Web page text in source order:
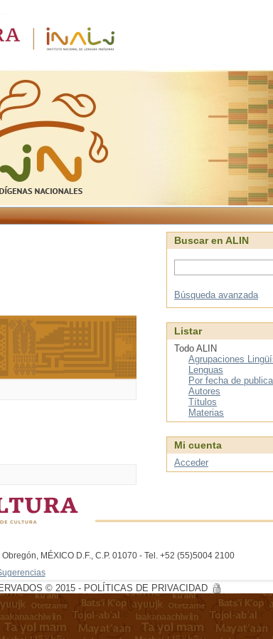
Buscar en ALIN
Búsqueda avanzada
Listar
Todo ALIN
Agrupaciones
Lenguas
Por fecha de
Autores
Títulos
Materias
Mi cuenta
Acceder
MÉXICO D.F., C.P. 01070 - Tel. +52 (55)5004 2100
© 2015 - POLÍTICAS DE PRIVACIDAD